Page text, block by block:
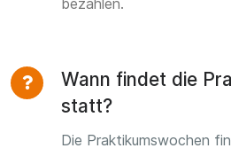
Wann findet die
statt?
Die Praktikumswochen